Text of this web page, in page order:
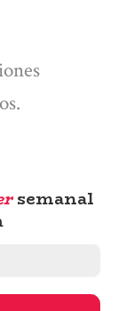
semanal